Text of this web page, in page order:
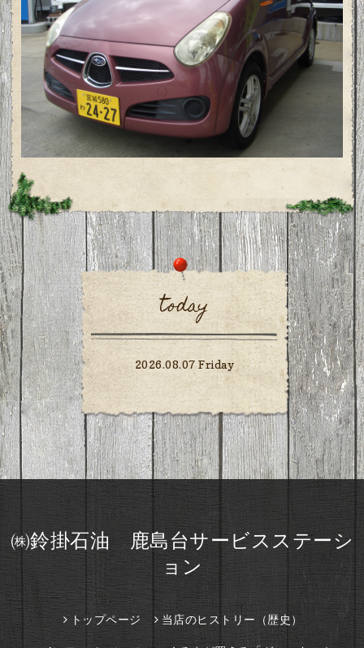
today
2026.08.07 Friday
㈱鈴掛石油 鹿島台サービスステーシ
ョン
トップページ 当店のヒストリー（歴史）